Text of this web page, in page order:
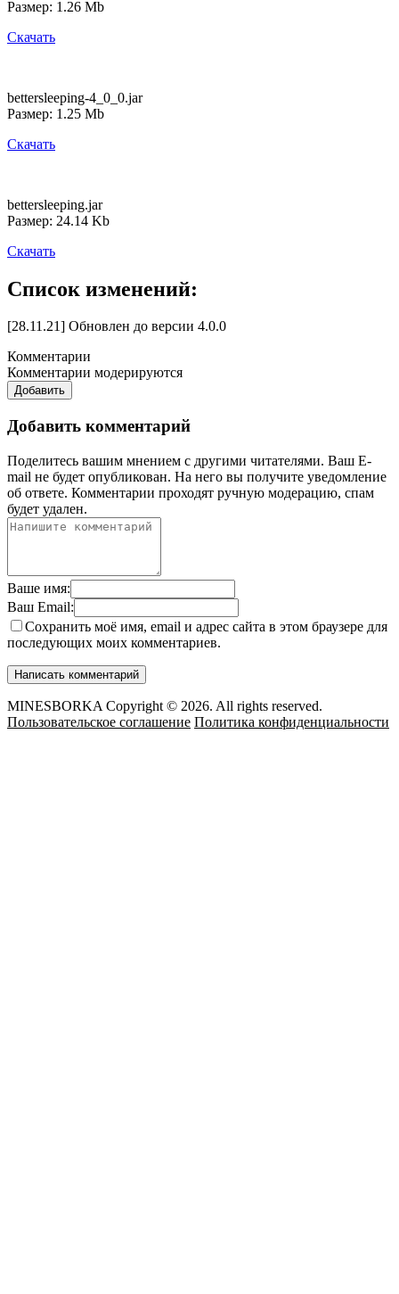
Размер: 1.26 Mb
Скачать
bettersleeping-4_0_0.jar
Размер: 1.25 Mb
Скачать
bettersleeping.jar
Размер: 24.14 Kb
Скачать
Список изменений:
[28.11.21] Обновлен до версии 4.0.0
Комментарии
Комментарии модерируются
Добавить
Добавить комментарий
Поделитесь вашим мнением с другими читателями. Ваш E-
mail не будет опубликован. На него вы получите уведомление
об ответе. Комментарии проходят ручную модерацию, спам
будет удален.
Ваше имя:
Ваш Email:
Сохранить моё имя, email и адрес сайта в этом браузере для
последующих моих комментариев.
MINESBORKA Copyright © 2026. All rights reserved.
Пользовательское соглашение Политика конфиденциальности